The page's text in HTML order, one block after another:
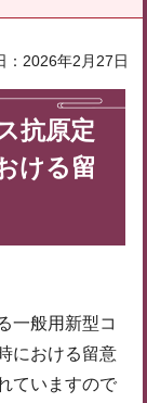
：2026年2月27日
抗原定
ける留
一般用新型コ
における留意
ていますので